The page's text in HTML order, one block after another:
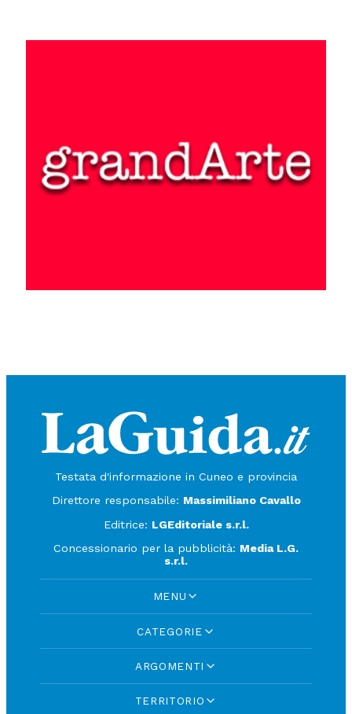
Testata d'informazione in Cuneo e provincia
Direttore responsabile: Massimiliano Cavallo
Editrice: LGEditoriale s.r.l.
Concessionario per la pubblicità: Media L.G.
s.r.l.
MENU
CATEGORIE
ARGOMENTI
TERRITORIO